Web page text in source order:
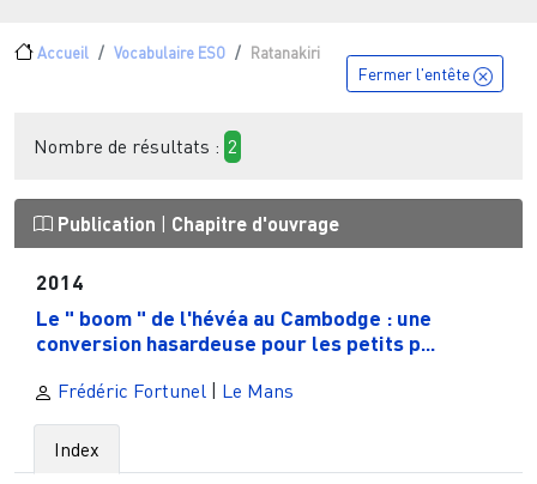
Fil d'Ariane
Accueil Vocabulaire ESO Ratanakiri
Fermer l'entête
Nombre de résultats : 2
Publication Chapitre d'ouvrage
2014
Le " boom " de l'hévéa au Cambodge : une
conversion hasardeuse pour les petits p...
Frédéric Fortunel | Le Mans
Index